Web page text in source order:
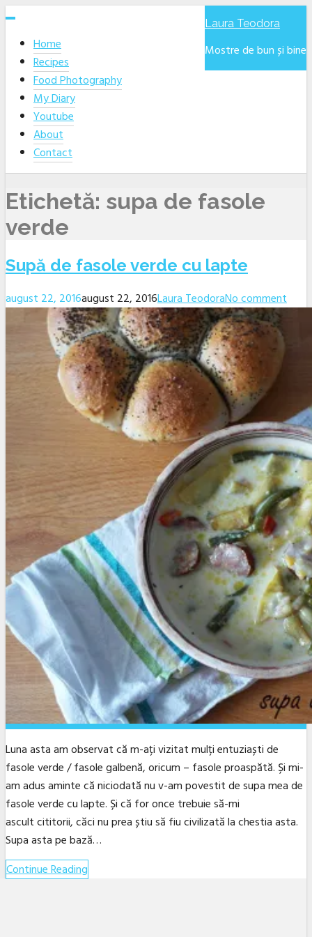
Skip
content
Laura Teodora
Mostre de bun și bine
Home
Recipes
Food Photography
My Diary
Youtube
About
Contact
Etichetă: supa de fasole
verde
Supă de fasole verde cu lapte
august 22, 2016august 22, 2016Laura TeodoraNo comment
Luna asta am observat că m-ați vizitat mulți entuziaști de
fasole verde / fasole galbenă, oricum – fasole proaspătă. Și mi-
am adus aminte că niciodată nu v-am povestit de supa mea de
fasole verde cu lapte. Și că for once trebuie să-mi
ascult cititorii, căci nu prea știu să fiu civilizată la chestia asta.
Supa asta pe bază…
Continue Reading